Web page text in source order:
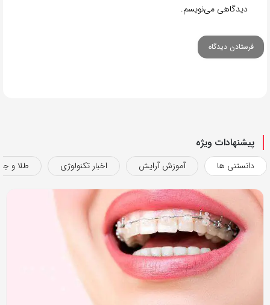
دیدگاهی می‌نویسم.
پیشنهادات ویژه
دانستنی ها آموزش آرایش اخبار تکنولوژی طلا و